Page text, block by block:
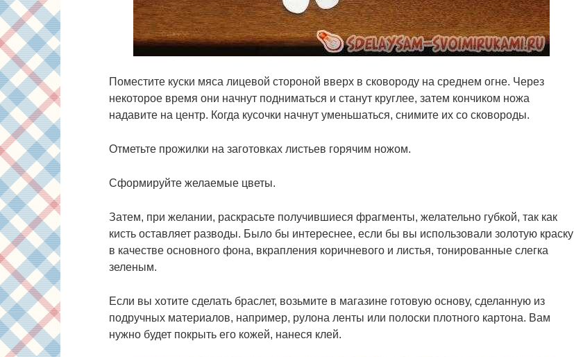
Поместите куски мяса лицевой стороной вверх в сковороду на среднем огне. Через
некоторое время они начнут подниматься и станут круглее, затем кончиком ножа
надавите на центр. Когда кусочки начнут уменьшаться, снимите их со сковороды.
Отметьте прожилки на заготовках листьев горячим ножом.
Сформируйте желаемые цветы.
Затем, при желании, раскрасьте получившиеся фрагменты, желательно губкой, так как
кисть оставляет разводы. Было бы интереснее, если бы вы использовали золотую краску
в качестве основного фона, вкрапления коричневого и листья, тонированные слегка
зеленым.
Если вы хотите сделать браслет, возьмите в магазине готовую основу, сделанную из
подручных материалов, например, рулона ленты или полоски плотного картона. Вам
нужно будет покрыть его кожей, нанеся клей.